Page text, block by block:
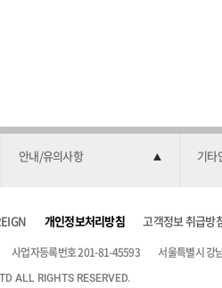
안내/유의사항 기타
개인정보처리방침 고객정보 취급방
사업자등록번호 201-81-45593 서울특별시 강
ALL RIGHTS RESERVED.